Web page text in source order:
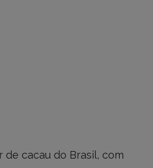
cacau do Brasil, com